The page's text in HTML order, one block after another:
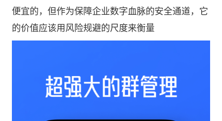
便宜的，但作为保障企业数字血脉的安全通道，它
的价值应该用风险规避的尺度来衡量